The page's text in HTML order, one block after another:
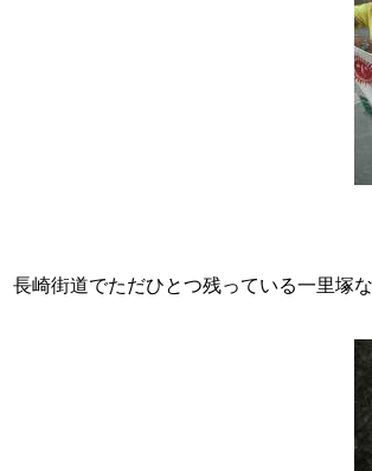
長崎街道でただひとつ残っている一里塚